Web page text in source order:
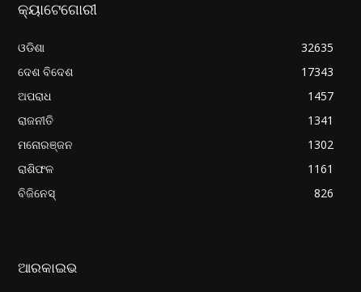
କ୍ୟାଟେଗୋରୀ
ଓଡିଶା
32635
ଦେଶ ବିଦେଶ
17343
ଅପରାଧ
1457
ରାଜନୀତି
1341
ମନୋରଞ୍ଜନ
1302
ରାଶିଫଳ
1161
ବିଜିନେସ୍
826
ଆରକାଇଭ